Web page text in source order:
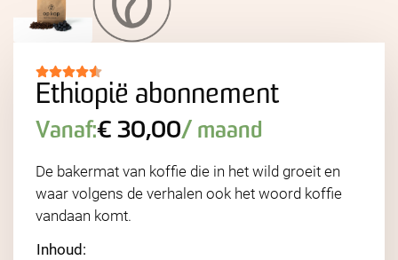
Ethiopië abonnement
Vanaf:€ 30,00/ maand
De bakermat van koffie die in het wild groeit en
waar volgens de verhalen ook het woord koffie
vandaan komt.
Inhoud